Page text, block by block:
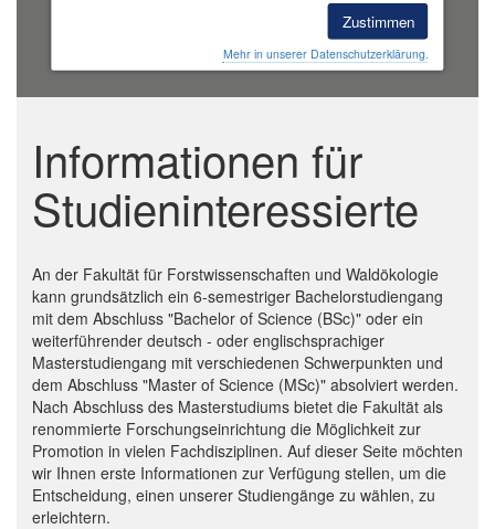
Zustimmen
Mehr in unserer Datenschutzerklärung.
Informationen für
Studieninteressierte
An der Fakultät für Forstwissenschaften und Waldökologie
kann grundsätzlich ein 6-semestriger Bachelorstudiengang
mit dem Abschluss "Bachelor of Science (BSc)" oder ein
weiterführender deutsch - oder englischsprachiger
Masterstudiengang mit verschiedenen Schwerpunkten und
dem Abschluss "Master of Science (MSc)" absolviert werden.
Nach Abschluss des Masterstudiums bietet die Fakultät als
renommierte Forschungseinrichtung die Möglichkeit zur
Promotion in vielen Fachdisziplinen. Auf dieser Seite möchten
wir Ihnen erste Informationen zur Verfügung stellen, um die
Entscheidung, einen unserer Studiengänge zu wählen, zu
erleichtern.